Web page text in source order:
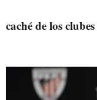
caché de los clubes